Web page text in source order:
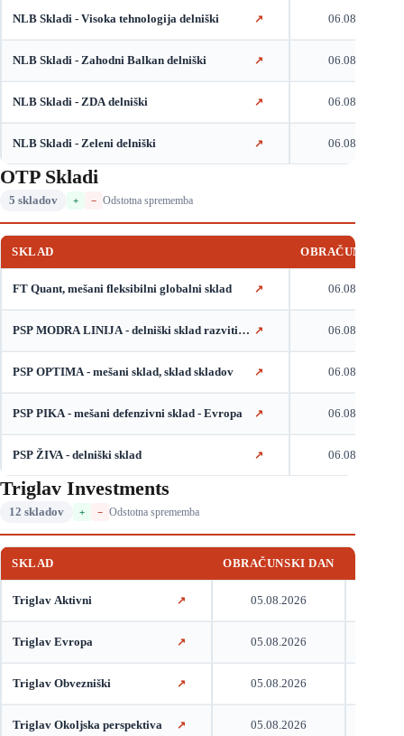
NLB Skladi - Visoka tehnologija delniški ↗ 06.08.2026
NLB Skladi - Zahodni Balkan delniški ↗ 06.08.2026
NLB Skladi - ZDA delniški ↗ 06.08.2026
NLB Skladi - Zeleni delniški ↗ 06.08.2026
OTP Skladi
5 skladov + − Odstotna sprememba
SKLAD OBRAČUNSKI
FT Quant, mešani fleksibilni globalni sklad ↗ 06.08.2026
PSP MODRA LINIJA - delniški sklad razvitih trgov
↗ 06.08.2026
PSP OPTIMA - mešani sklad, sklad skladov ↗ 06.08.2026
PSP PIKA - mešani defenzivni sklad - Evropa ↗ 06.08.2026
PSP ŽIVA - delniški sklad ↗ 06.08.2026
Triglav Investments
12 skladov + − Odstotna sprememba
SKLAD OBRAČUNSKI DAN
Triglav Aktivni ↗ 05.08.2026
Triglav Evropa ↗ 05.08.2026
Triglav Obvezniški ↗ 05.08.2026
Triglav Okoljska perspektiva ↗ 05.08.2026